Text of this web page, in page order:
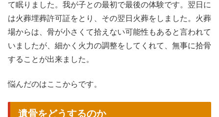
て眠りました。我が子との最初で最後の体験です。翌日に
は火葬埋葬許可証をとり、その翌日火葬をしました。火葬
場からは、骨が小さくて拾えない可能性もあると言われて
いましたが、細かく火力の調整をしてくれて、無事に拾骨
することが出来ました。
悩んだのはここからです。
遺骨をどうするのか